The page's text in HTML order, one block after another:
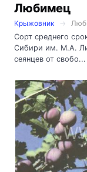
Любимец
Крыжовник
Сорт среднего
Сибири им. М.А.
сеянцев от свобо...